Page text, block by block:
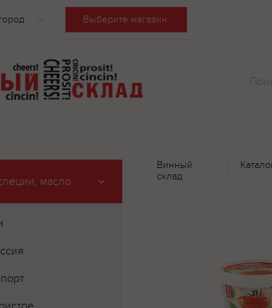
Выберите магазин
масло
Винный
склад